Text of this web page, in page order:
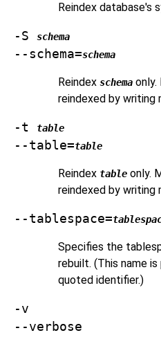
Reindex database's
-S schema
--schema=schema
Reindex schema only.
reindexed by writing
-t table
--table=table
Reindex table only.
reindexed by writing
--tablespace=
Specifies the
rebuilt. (This name
quoted identifier.)
-v
--verbose